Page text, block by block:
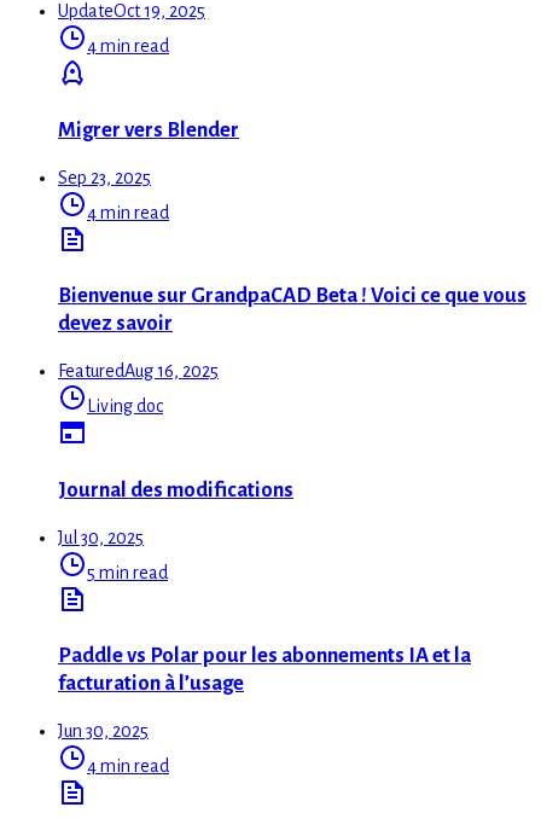
UpdateOct 19, 2025
4 min read
Migrer vers Blender
Sep 23, 2025
4 min read
Bienvenue sur GrandpaCAD Beta ! Voici ce que vous
devez savoir
FeaturedAug 16, 2025
Living doc
Journal des modifications
Jul 30, 2025
5 min read
Paddle vs Polar pour les abonnements IA et la
facturation à l’usage
Jun 30, 2025
4 min read